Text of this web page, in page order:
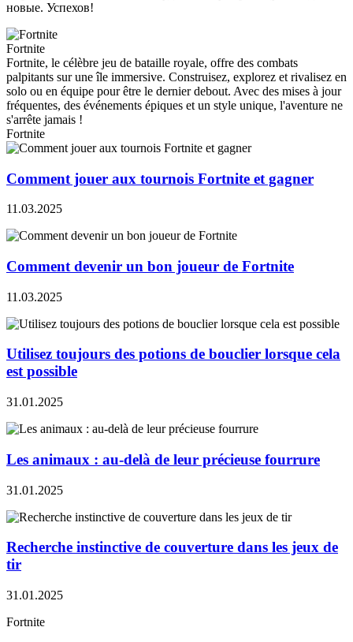
новые. Успехов!
Fortnite
Fortnite, le célèbre jeu de bataille royale, offre des combats
palpitants sur une île immersive. Construisez, explorez et rivalisez en
solo ou en équipe pour être le dernier debout. Avec des mises à jour
fréquentes, des événements épiques et un style unique, l'aventure ne
s'arrête jamais !
Fortnite
Comment jouer aux tournois Fortnite et gagner
11.03.2025
Comment devenir un bon joueur de Fortnite
11.03.2025
Utilisez toujours des potions de bouclier lorsque cela
est possible
31.01.2025
Les animaux : au-delà de leur précieuse fourrure
31.01.2025
Recherche instinctive de couverture dans les jeux de
tir
31.01.2025
Fortnite